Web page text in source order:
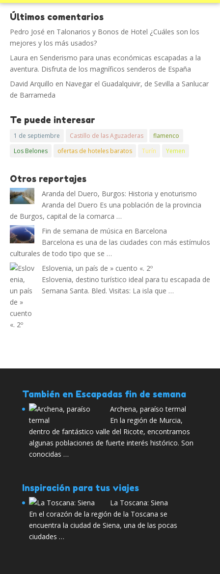
Últimos comentarios
Pedro José en Talonarios y Bonos de Hotel ¿Cuáles son los
mejores y los más usados?
Laura en Senderismo para unas económicas escapadas a la
aventura. Disfruta de los magníficos senderos de España
David Arquillo en Navegar el Guadalquivir, de Sevilla a Sanlucar
de Barrameda
Te puede interesar
1 de septiembre Castillo de las Aguzaderas
flamenco
Los Belones
ofertas de hoteles baratos Turín Yemen
Otros reportajes
Aranda del Duero, Burgos: Historia y enoturismo
Aranda del Duero Es una población de la provincia
de Burgos, capital de la comarca …
Fin de semana de música en Barcelona
Barcelona es una de las ciudades con más estímulos
culturales de todo tipo que se …
Eslovenia, un país de » cuento «. 2º
Eslovenia, destino turístico ideal para tu escapada de
Semana Santa. Bled. Visitas: La isla que …
También en Escapadas fin de semana
Archena, paraíso termal
En la región de Murcia,
dentro de fantástico valle del Ricote, encontramos
algunas poblaciones de fuerte interés histórico. Son
conocidas …
Inspiración para tus viajes
La Toscana: Siena
En el corazón de la región de la Toscana se
encuentra la ciudad de Siena, una de las pocas
ciudades …